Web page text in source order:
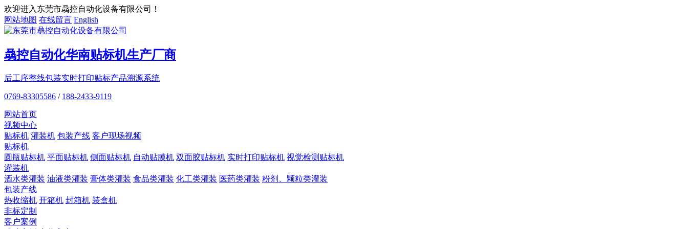
欢迎进入东莞市骉控自动化设备有限公司！
网站地图 在线留言 English
骉控自动化华南贴标机生产厂商
后工序整线包装实时打印贴标产品溯源系统
0769-83305586 / 188-2433-9119
网站首页
视频中心
贴标机 灌装机 包装产线 客户现场视频
贴标机
圆瓶贴标机 平面贴标机 侧面贴标机 自动贴膜机 双面胶贴标机 实时打印贴标机 视觉检测贴标机
灌装机
酒水类灌装 油液类灌装 膏体类灌装 食品类灌装 化工类灌装 医药类灌装 粉剂、颗粒类灌装
包装产线
热收缩机 开箱机 封箱机 装盒机
非标定制
客户案例